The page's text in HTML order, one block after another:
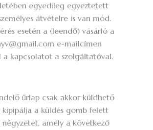
egyedileg egyeztetett
átvételre is van mód.
esetén a (leendő) vásárló a
e-mailcímen
a kapcsolatot a szolgáltatóval.
űrlap csak akkor küldhető
kipipálja a küldés gomb felett
amely a következő